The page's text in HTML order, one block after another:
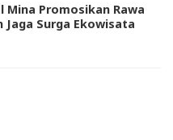
Mina Promosikan Rawa
Surga Ekowisata